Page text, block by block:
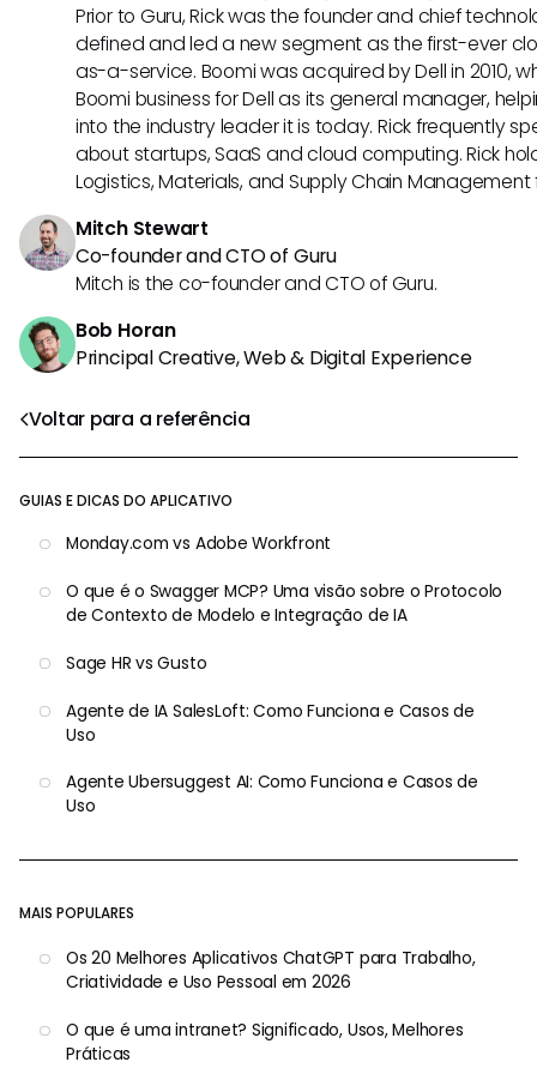
Voltar para a referência
GUIAS E DICAS DO APLICATIVO
Monday.com vs Adobe Workfront
O que é o Swagger MCP? Uma visão sobre o Protocolo
de Contexto de Modelo e Integração de IA
Sage HR vs Gusto
Agente de IA SalesLoft: Como Funciona e Casos de
Uso
Agente Ubersuggest AI: Como Funciona e Casos de
Uso
MAIS POPULARES
Os 20 Melhores Aplicativos ChatGPT para Trabalho,
Criatividade e Uso Pessoal em 2026
O que é uma intranet? Significado, Usos, Melhores
Práticas
Prior to Guru, Rick was the founder and chief
defined and led a new segment as the first-ever
as-a-service. Boomi was acquired by Dell in 2010,
Boomi business for Dell as its general manager,
into the industry leader it is today. Rick frequently
about startups, SaaS and cloud computing. Rick
Logistics, Materials, and Supply Chain Management
Mitch Stewart
Co-founder and CTO of Guru
Mitch is the co-founder and CTO of Guru.
Bob Horan
Principal Creative, Web & Digital Experience